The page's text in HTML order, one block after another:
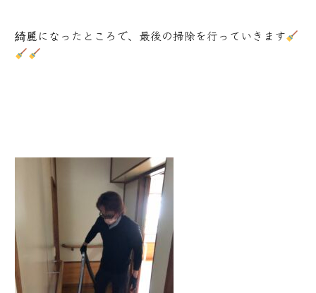
綺麗になったところで、最後の掃除を行っていきます